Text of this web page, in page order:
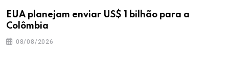
EUA planejam enviar US$ 1 bilhão para a
Colômbia
08/08/2026